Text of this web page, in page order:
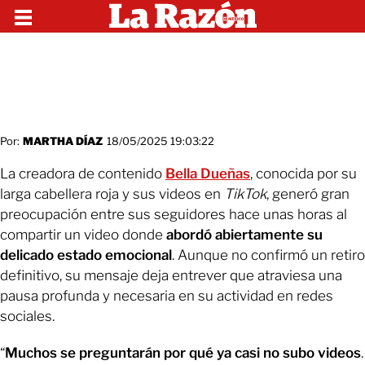
Por: MARTHA DÍAZ 18/05/2025 19:03:22
La creadora de contenido Bella Dueñas, conocida por su
larga cabellera roja y sus videos en TikTok, generó gran
preocupación entre sus seguidores hace unas horas al
compartir un video donde abordó abiertamente su
delicado estado emocional. Aunque no confirmó un retiro
definitivo, su mensaje deja entrever que atraviesa una
pausa profunda y necesaria en su actividad en redes
sociales.
“Muchos se preguntarán por qué ya casi no subo videos.